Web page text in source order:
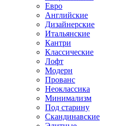
Евро
Английские
Дизайнерские
Итальянские
Кантри
Классические
Лофт
Модерн
Прованс
Неоклассика
Минимализм
Под старину
Скандинавские